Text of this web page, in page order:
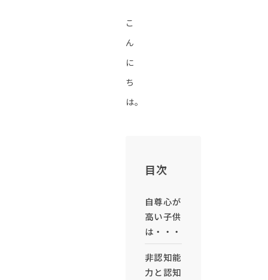
こ
ん
に
ち
は。
目次
自尊心が
高い子供
は・・・
非認知能
力と認知